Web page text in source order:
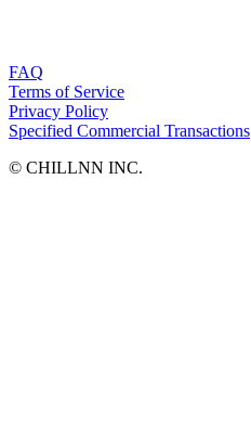
FAQ
Terms of Service
Privacy Policy
Specified Commercial Transactions
©︎ CHILLNN INC.